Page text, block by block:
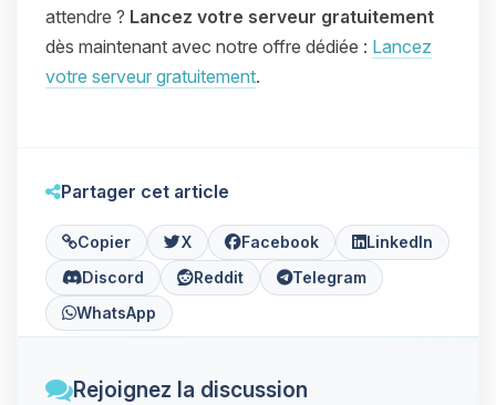
attendre ? Lancez votre serveur gratuitement
dès maintenant avec notre offre dédiée : Lancez
votre serveur gratuitement.
Partager cet article
Copier X Facebook
LinkedIn
Discord
Reddit
Telegram
WhatsApp
Rejoignez la discussion